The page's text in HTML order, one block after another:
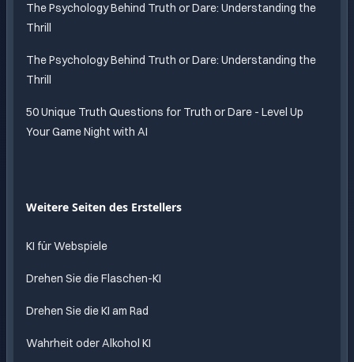
The Psychology Behind Truth or Dare: Understanding the
Thrill
The Psychology Behind Truth or Dare: Understanding the
Thrill
50 Unique Truth Questions for Truth or Dare - Level Up
Your Game Night with AI
Weitere Seiten des Erstellers
KI für Webspiele
Drehen Sie die Flaschen-KI
Drehen Sie die KI am Rad
Wahrheit oder Alkohol KI